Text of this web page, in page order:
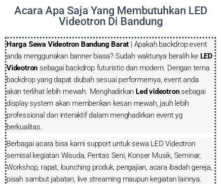
Acara Apa Saja Yang Membutuhkan LED
Videotron Di Bandung
Harga Sewa Videotron Bandung Barat | Apakah backdrop event
anda menggunakan banner biasa? Sudah waktunya beralih ke LED
Videotron sebagai backdrop futuristic dan modern. Dengan tema
backdrop yang dapat diubah sesuai performernya, event anda
akan terlihat lebih mewah. Menghadirkan Led videotron sebagai
display system akan memberikan kesan mewah, jauh lebih
professional dan interaktif dalam menghadirkan event yg
berkualitas.
Berbagai acara bisa kami support untuk sewa LED Videotron
semisal kegiatan Wisuda, Pentas Seni, Konser Musik, Seminar,
Workshop, rapat, lounching produk, pengajian, acara ibadah gereja,
pisah sambut jabatan, live streaming maupun kegiatan lainnya.